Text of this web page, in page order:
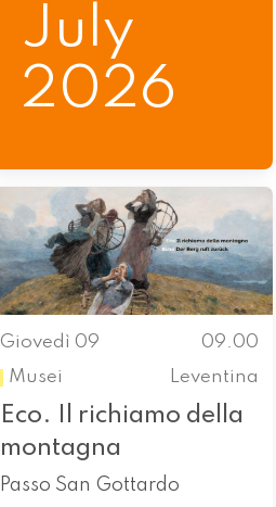
July
2026
Giovedì 09
09.00
Musei
Leventina
Eco. Il richiamo della
montagna
Passo San Gottardo